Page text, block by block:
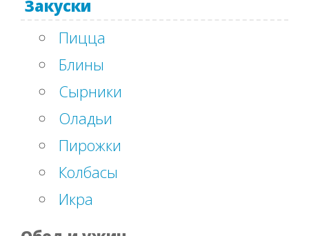
Закуски
Пицца
Блины
Сырники
Оладьи
Пирожки
Колбасы
Икра